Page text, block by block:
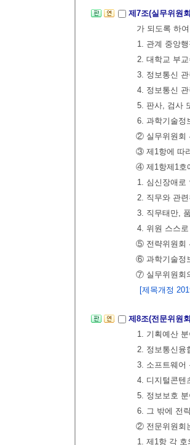
제7조(실무위원
가 되도록 하
1. 관계 중앙
2. 대학교 부
3. 정보통신
4. 정보통신
5. 판사, 검사
6. 과학기술정
② 실무위원회
③ 제1항에 따
④ 제1항제1호
1. 심신장애로
2. 직무와 관
3. 직무태만,
4. 위원 스스
⑤ 전략위원회
⑥ 과학기술정
⑦ 실무위원회
[제목개정
제8조(전문위원
1. 기획예산
2. 정보통신융
3. 소프트웨어
4. 디지털콘텐
5. 정보보호
6. 그 밖에 전
② 전문위원회
1. 제1항 각